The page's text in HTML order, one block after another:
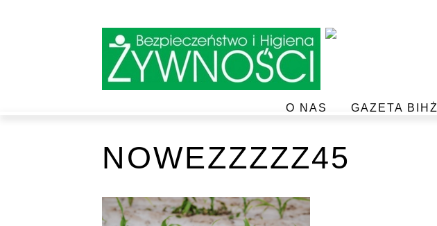
O NAS GAZETA BIHŻ
NOWEZZZZZ45